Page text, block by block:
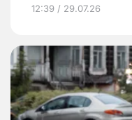
12:39 / 29.07.26